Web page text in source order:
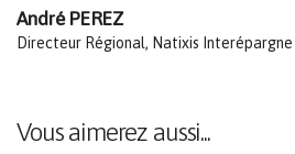
André PEREZ
Directeur Régional, Natixis Interépargne
Vous aimerez aussi...